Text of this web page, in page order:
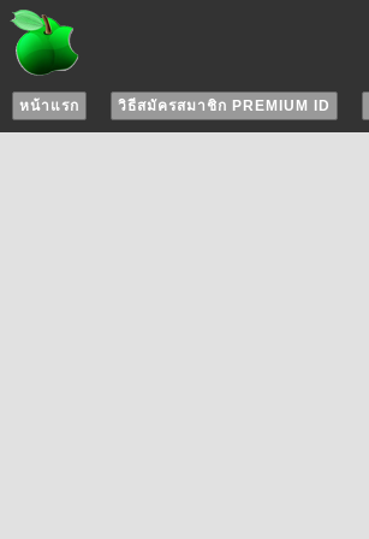
หน้าแรก วิธีสมัครสมาชิก PREMIUM ID